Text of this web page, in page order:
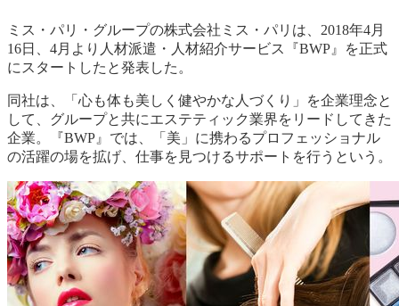
ミス・パリ・グループの株式会社ミス・パリは、2018年4月
16日、4月より人材派遣・人材紹介サービス『BWP』を正式
にスタートしたと発表した。
同社は、「心も体も美しく健やかな人づくり」を企業理念と
して、グループと共にエステティック業界をリードしてきた
企業。『BWP』では、「美」に携わるプロフェッショナル
の活躍の場を拡げ、仕事を見つけるサポートを行うという。